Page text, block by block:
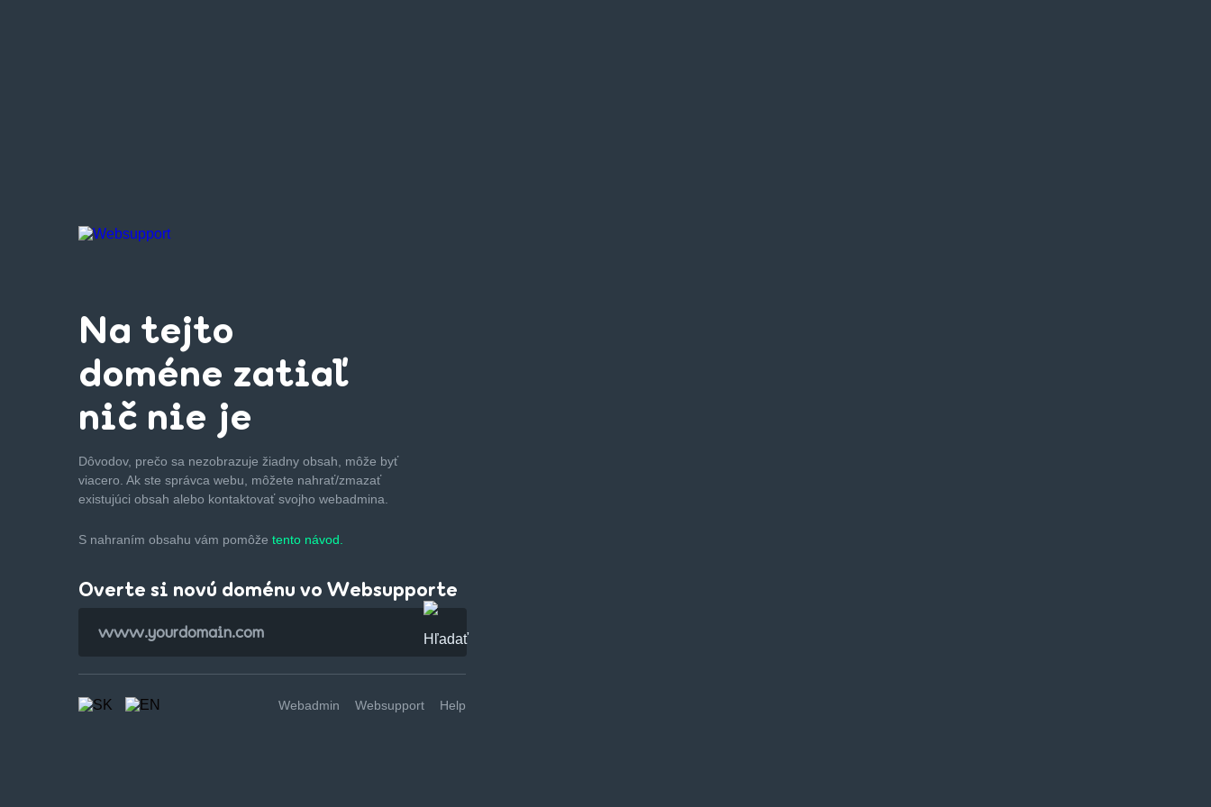
Na tejto
doméne zatiaľ
nič nie je
Dôvodov, prečo sa nezobrazuje žiadny obsah, môže byť
viacero. Ak ste správca webu, môžete nahrať/zmazať
existujúci obsah alebo kontaktovať svojho webadmina.
S nahraním obsahu vám pomôže tento návod.
Overte si novú doménu vo Websupporte
Webadmin Websupport Help